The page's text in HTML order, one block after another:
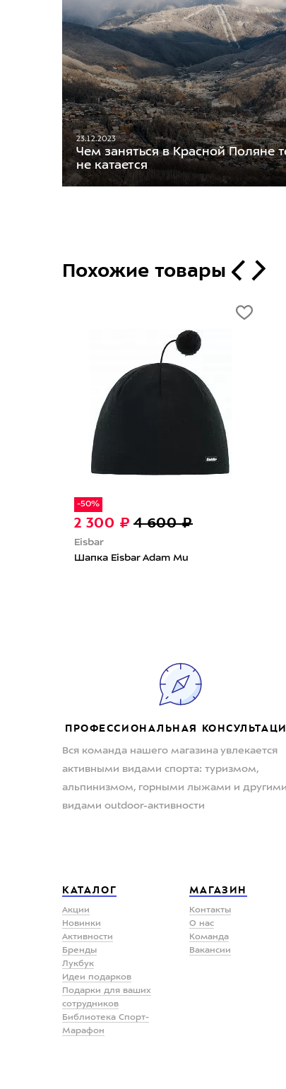
23.12.2023
Чем заняться в Красной Поляне
не катается
Похожие товары
-50%
2 300 ₽ 4 600 ₽
Eisbar
Шапка Eisbar Adam Mu
ПРОФЕССИОНАЛЬНАЯ
Вся команда нашего магазина увлекается
активными видами спорта: туризмом,
альпинизмом, горными лыжами и другими
видами outdoor-активности
КАТАЛОГ
Акции
Новинки
Активности
Бренды
Лукбук
Идеи подарков
Подарки для ваших
сотрудников
Библиотека Спорт-
Марафон
МАГАЗИН
Контакты
О нас
Команда
Вакансии